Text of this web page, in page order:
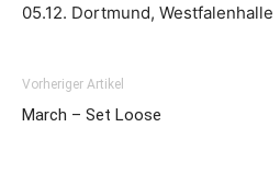
05.12. Dortmund, Westfalenhalle
Vorheriger Artikel
March – Set Loose